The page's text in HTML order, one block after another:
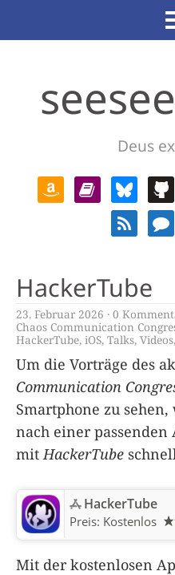
Deus
HackerTube
23. Februar 2026 0
Chaos Communication
HackerTube, iOS, Talks, Videos,
Um die Vorträge des
Communication
Smartphone zu
nach einer passenden
mit HackerTube
HackerTube
Preis: Kostenlos
Mit der kostenlosen